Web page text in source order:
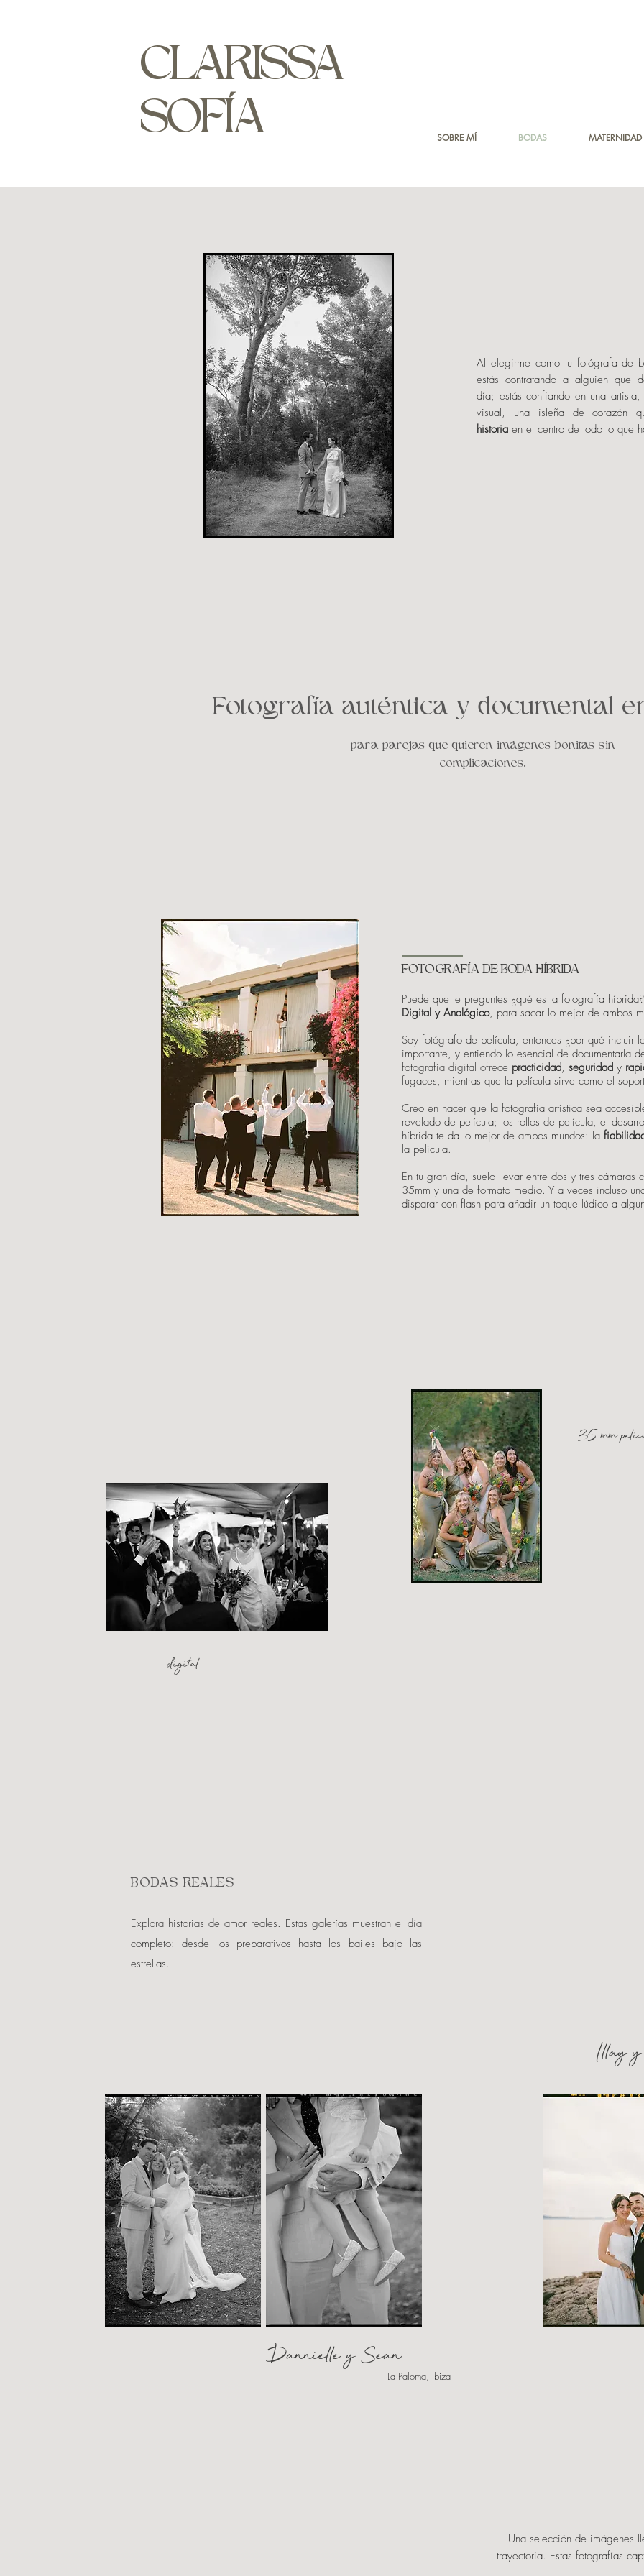
CLARISSA
SOFÍA
SOBRE MÍ BODAS MATERNIDAD
Al elegirme como tu fotógrafa de
estás contratando a alguien que
día; estás confiando en una artista,
visual, una isleña de corazón
historia en el centro de todo lo que
Fotografía auténtica y documental
para parejas que quieren imágenes bonitas sin
complicaciones.
FOTOGRAFÍA DE BODA HÍBRIDA
Puede que te preguntes ¿qué es la fotografía
Digital y Analógico, para sacar lo mejor de ambos
Soy fotógrafo de película, entonces ¿por qué incluir
importante, y entiendo lo esencial de documentarla
fotografía digital ofrece practicidad, seguridad y
fugaces, mientras que la película sirve como el
Creo en hacer que la fotografía artística sea
revelado de película; los rollos de película, el
híbrida te da lo mejor de ambos mundos: la
la película.
En tu gran día, suelo llevar entre dos y tres
35mm y una de formato medio. Y a veces incluso
disparar con flash para añadir un toque lúdico a
digital
35 mm
BODAS REALES
Explora historias de amor reales. Estas galerías muestran el día
completo: desde los preparativos hasta los bailes bajo las
estrellas.
Illay
Dannielle y Sean
La Paloma, Ibiza
Una selección de imágenes
trayectoria. Estas fotografías